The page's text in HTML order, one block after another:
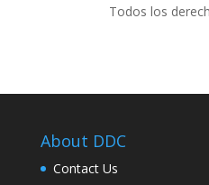
Todos los
About DDC
Contact Us